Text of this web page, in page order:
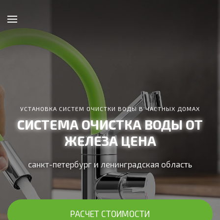
УСТАНОВКА СИСТЕМ ОЧИСТКИ ВОДЫ В ЧАСТНЫХ ДОМАХ
СИСТЕМА ОЧИСТКА ВОДЫ ОТ
ЖЕЛЕЗА ЦЕНА
санкт-петербург и ленинградская область
РАСЧЕТ СТОИМОСТИ